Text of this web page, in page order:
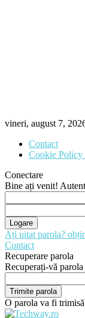
vineri, august 7,
Contact
Cookie
Conectare
Bine ați venit!
Ați uitat parola?
Contact
Recuperare parola
Recuperați-vă parola
O parola va fi